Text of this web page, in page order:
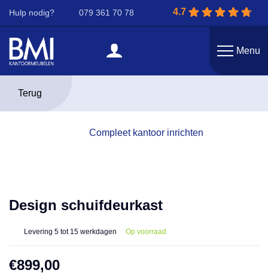
Hulp nodig? 079 361 70 78 4.7
Menu
Terug
Compleet kantoor inrichten
Design schuifdeurkast
Levering 5 tot 15 werkdagen Op voorraad
€899,00